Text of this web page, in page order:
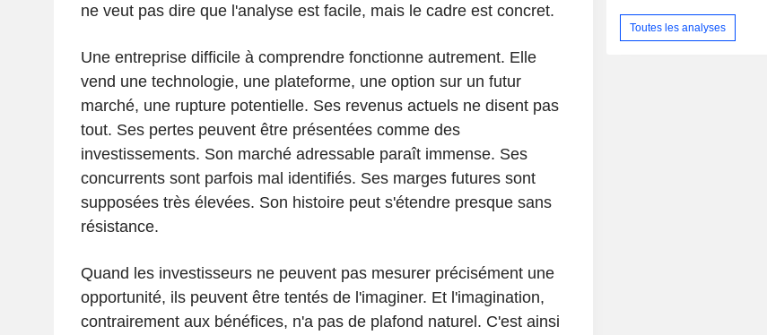
ne veut pas dire que l'analyse est facile, mais le cadre est concret.
Une entreprise difficile à comprendre fonctionne autrement. Elle
vend une technologie, une plateforme, une option sur un futur
marché, une rupture potentielle. Ses revenus actuels ne disent pas
tout. Ses pertes peuvent être présentées comme des
investissements. Son marché adressable paraît immense. Ses
concurrents sont parfois mal identifiés. Ses marges futures sont
supposées très élevées. Son histoire peut s'étendre presque sans
résistance.
Quand les investisseurs ne peuvent pas mesurer précisément une
opportunité, ils peuvent être tentés de l'imaginer. Et l'imagination,
contrairement aux bénéfices, n'a pas de plafond naturel. C'est ainsi
Toutes les analyses